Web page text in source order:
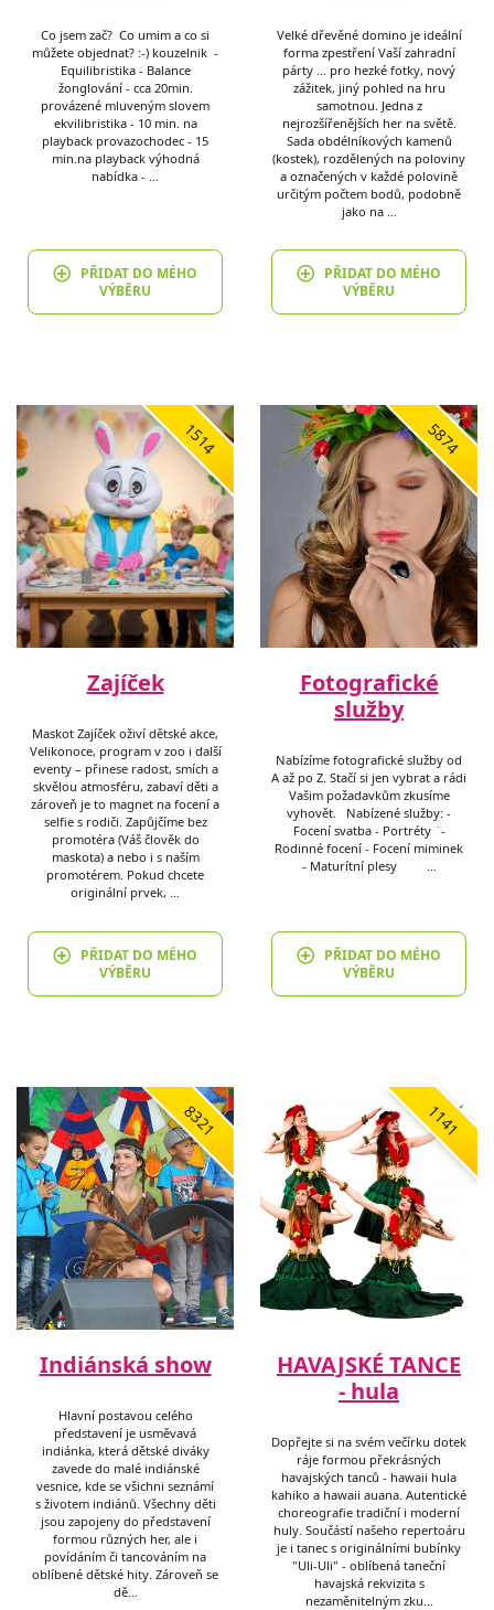
Co jsem zač? Co umim a co si
můžete objednat? :-) kouzelnik -
Equilibristika - Balance
žonglování - cca 20min.
provázené mluveným slovem
ekvilibristika - 10 min. na
playback provazochodec - 15
min.na playback výhodná
nabídka - …
PŘIDAT DO MÉHO
VÝBĚRU
Velké dřevěné domino je ideální
forma zpestření Vaší zahradní
párty ... pro hezké fotky, nový
zážitek, jiný pohled na hru
samotnou. Jedna z
nejrozšířenějších her na světě.
Sada obdélníkových kamenů
(kostek), rozdělených na poloviny
a označených v každé polovině
určitým počtem bodů, podobně
jako na …
PŘIDAT DO MÉHO
VÝBĚRU
1514
Zajíček
Maskot Zajíček oživí dětské akce,
Velikonoce, program v zoo i další
eventy – přinese radost, smích a
skvělou atmosféru, zabaví děti a
zároveň je to magnet na focení a
selfie s rodiči. Zapůjčíme bez
promotéra (Váš člověk do
maskota) a nebo i s naším
promotérem. Pokud chcete
originální prvek, …
PŘIDAT DO MÉHO
VÝBĚRU
5874
Fotografické
služby
Nabízíme fotografické služby od
A až po Z. Stačí si jen vybrat a rádi
Vašim požadavkům zkusíme
vyhovět. Nabízené služby: -
Focení svatba - Portréty ¨-
Rodinné focení - Focení miminek
- Maturítní plesy …
PŘIDAT DO MÉHO
VÝBĚRU
8321
Indiánská show
Hlavní postavou celého
představení je usměvavá
indiánka, která dětské diváky
zavede do malé indiánské
vesnice, kde se všichni seznámí
s životem indiánů. Všechny děti
jsou zapojeny do představení
formou různých her, ale i
povídáním či tancováním na
oblíbené dětské hity. Zároveň se
dě…
1141
HAVAJSKÉ TANCE
- hula
Dopřejte si na svém večírku dotek
ráje formou překrásných
havajských tanců - hawaii hula
kahiko a hawaii auana. Autentické
choreografie tradiční i moderní
huly. Součástí našeho repertoáru
je i tanec s originálními bubínky
"Uli-Uli" - oblíbená taneční
havajská rekvizita s
nezaměnitelným zku…